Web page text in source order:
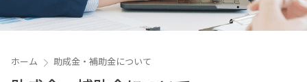
補助金
入会案内
ホーム 助成金・補助金について